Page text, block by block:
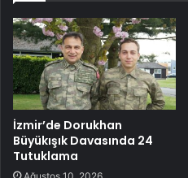
İzmir’de Dorukhan
Büyükışık Davasında 24
Tutuklama